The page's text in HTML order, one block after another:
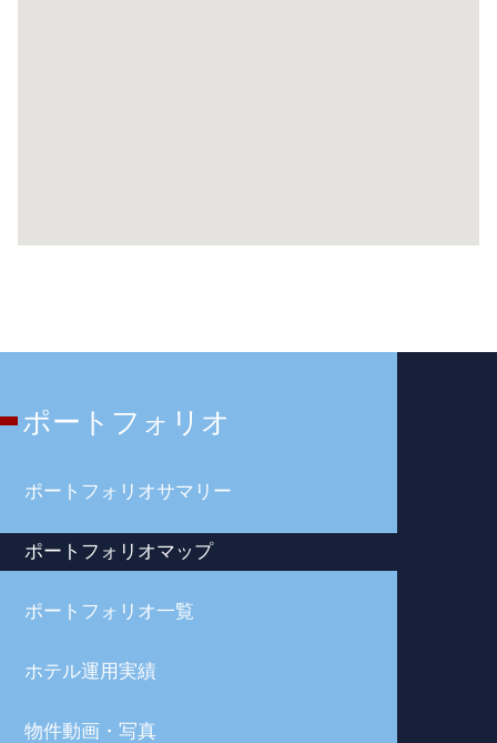
ポートフォリオ
ポートフォリオサマリー
ポートフォリオマップ
ポートフォリオ一覧
ホテル運用実績
物件動画・写真